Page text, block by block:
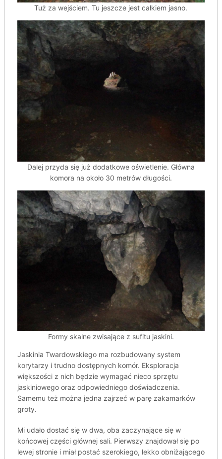
Tuż za wejściem. Tu jeszcze jest całkiem jasno.
Dalej przyda się już dodatkowe oświetlenie. Główna
komora na około 30 metrów długości.
Formy skalne zwisające z sufitu jaskini.
Jaskinia Twardowskiego ma rozbudowany system
korytarzy i trudno dostępnych komór. Eksploracja
większości z nich będzie wymagać nieco sprzętu
jaskiniowego oraz odpowiedniego doświadczenia.
Samemu też można jedna zajrzeć w parę zakamarków
groty.
Mi udało dostać się w dwa, oba zaczynające się w
końcowej części głównej sali. Pierwszy znajdował się po
lewej stronie i miał postać szerokiego, lekko obniżającego